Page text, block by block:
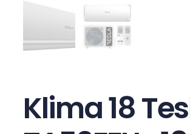
Klima 18